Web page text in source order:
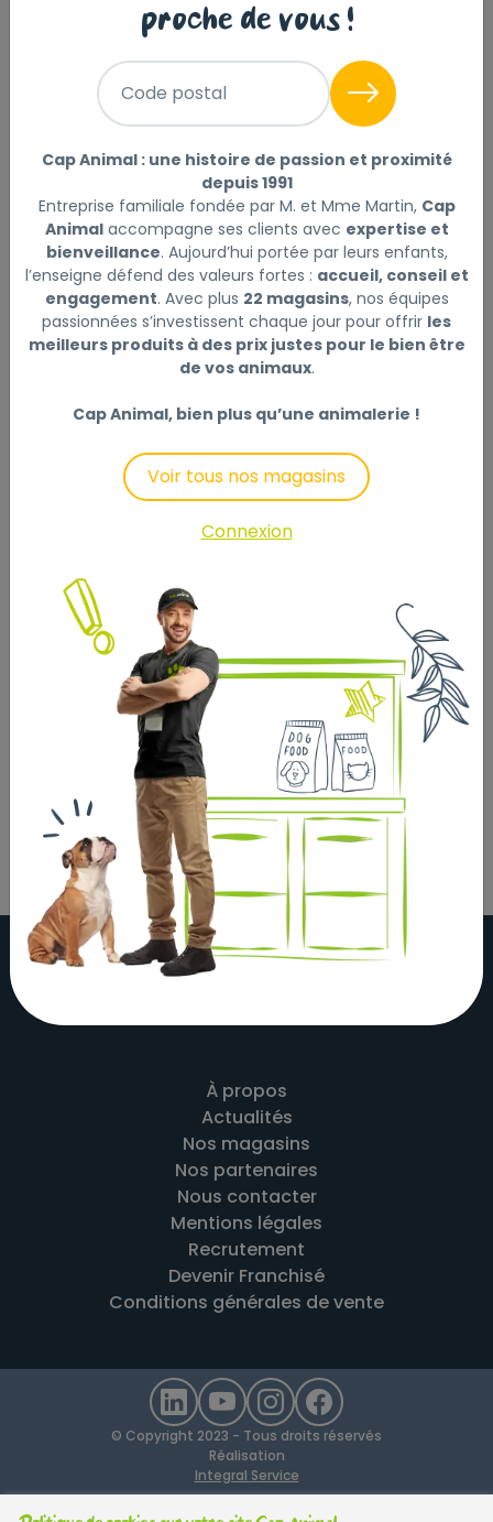
BAB'IN CLASSIQUE EFFORT 14 KG
BAB'IN|Réf : 3344951010358
BAB'IN CLASSIQUE EFFORT 14 KGLire la suite
Choisir mon magasin Sélectionner
49
+
-
Ajouter au panier
Laisser un avis
BAB'IN CLASSIQUE EFFORT 14 KG --PLUSDISPO-- AU 30
À propos
Actualités
Nos magasins
Nos partenaires
Nous contacter
Mentions légales
Recrutement
Devenir Franchisé
Conditions générales de vente
© Copyright 2023 - Tous droits réservés
Réalisation
Integral Service
proche de vous !
Code postal
Cap Animal : une histoire de passion et proximité
depuis 1991
Entreprise familiale fondée par M. et Mme Martin, Cap
Animalaccompagne ses clients avec expertise et
bienveillance. Aujourd’hui portée par leurs enfants,
l’enseigne défend des valeurs fortes : accueil, conseil et
engagement. Avec plus 22 magasins, nos équipes
passionnées s’investissent chaque jour pour offrir les
meilleurs produits à des prix justes pour le bien être
de vos animaux.
Cap Animal, bien plus qu’une animalerie !
Voir tous nos magasins
Connexion